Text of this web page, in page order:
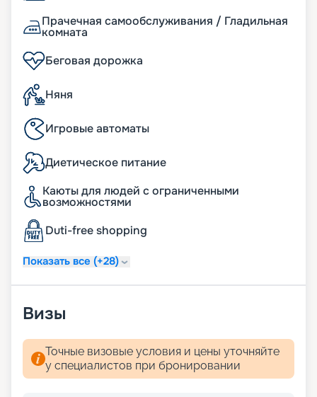
Прачечная самообслуживания / Гладильная
комната
Беговая дорожка
Няня
Игровые автоматы
Диетическое питание
Каюты для людей с ограниченными
возможностями
Duti-free shopping
Показать все (+28)
Визы
Точные визовые условия и цены уточняйте
у специалистов при бронировании